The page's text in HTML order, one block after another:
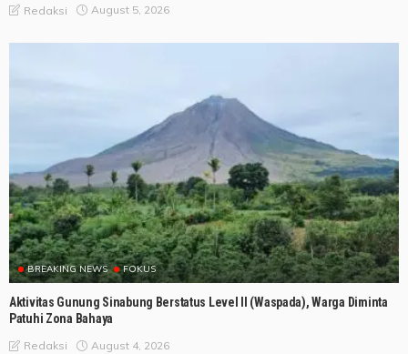
Redaksi August 5, 2026
BREAKING NEWS FOKUS
Aktivitas Gunung Sinabung Berstatus Level II (Waspada), Warga Diminta
Patuhi Zona Bahaya
Redaksi August 4, 2026